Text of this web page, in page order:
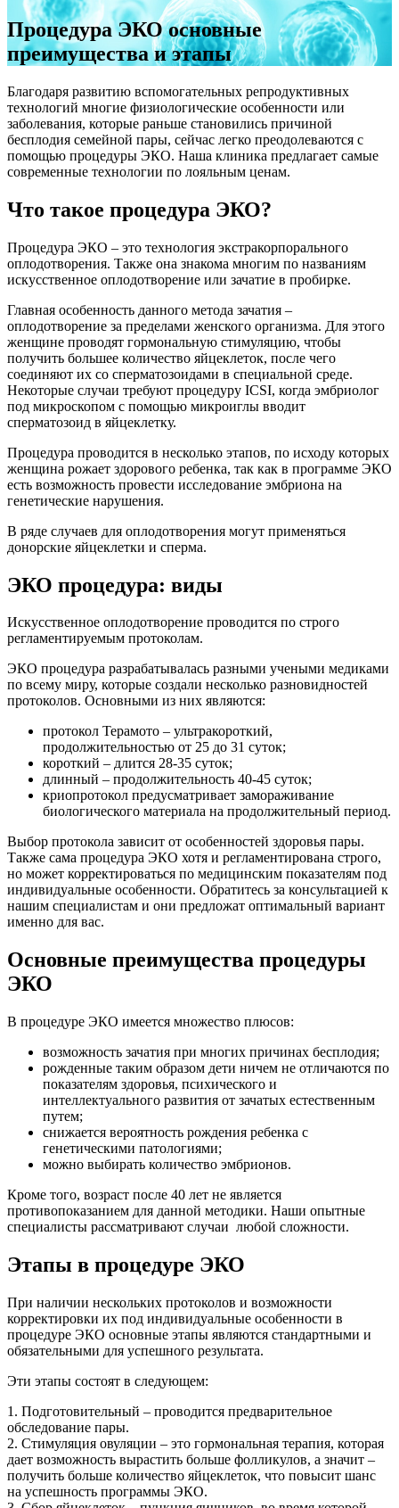
Процедура ЭКО основные
преимущества и этапы
Благодаря развитию вспомогательных репродуктивных
технологий многие физиологические особенности или
заболевания, которые раньше становились причиной
бесплодия семейной пары, сейчас легко преодолеваются с
помощью процедуры ЭКО. Наша клиника предлагает самые
современные технологии по лояльным ценам.
Что такое процедура ЭКО?
Процедура ЭКО – это технология экстракорпорального
оплодотворения. Также она знакома многим по названиям
искусственное оплодотворение или зачатие в пробирке.
Главная особенность данного метода зачатия –
оплодотворение за пределами женского организма. Для этого
женщине проводят гормональную стимуляцию, чтобы
получить большее количество яйцеклеток, после чего
соединяют их со сперматозоидами в специальной среде.
Некоторые случаи требуют процедуру ICSI, когда эмбриолог
под микроскопом с помощью микроиглы вводит
сперматозоид в яйцеклетку.
Процедура проводится в несколько этапов, по исходу которых
женщина рожает здорового ребенка, так как в программе ЭКО
есть возможность провести исследование эмбриона на
генетические нарушения.
В ряде случаев для оплодотворения могут применяться
донорские яйцеклетки и сперма.
ЭКО процедура: виды
Искусственное оплодотворение проводится по строго
регламентируемым протоколам.
ЭКО процедура разрабатывалась разными учеными медиками
по всему миру, которые создали несколько разновидностей
протоколов. Основными из них являются:
протокол Терамото – ультракороткий,
продолжительностью от 25 до 31 суток;
короткий – длится 28-35 суток;
длинный – продолжительность 40-45 суток;
криопротокол предусматривает замораживание
биологического материала на продолжительный период.
Выбор протокола зависит от особенностей здоровья пары.
Также сама процедура ЭКО хотя и регламентирована строго,
но может корректироваться по медицинским показателям под
индивидуальные особенности. Обратитесь за консультацией к
нашим специалистам и они предложат оптимальный вариант
именно для вас.
Основные преимущества процедуры
ЭКО
В процедуре ЭКО имеется множество плюсов:
возможность зачатия при многих причинах бесплодия;
рожденные таким образом дети ничем не отличаются по
показателям здоровья, психического и
интеллектуального развития от зачатых естественным
путем;
снижается вероятность рождения ребенка с
генетическими патологиями;
можно выбирать количество эмбрионов.
Кроме того, возраст после 40 лет не является
противопоказанием для данной методики. Наши опытные
специалисты рассматривают случаи любой сложности.
Этапы в процедуре ЭКО
При наличии нескольких протоколов и возможности
корректировки их под индивидуальные особенности в
процедуре ЭКО основные этапы являются стандартными и
обязательными для успешного результата.
Эти этапы состоят в следующем:
1. Подготовительный – проводится предварительное
обследование пары.
2. Стимуляция овуляции – это гормональная терапия, которая
дает возможность вырастить больше фолликулов, а значит –
получить больше количество яйцеклеток, что повысит шанс
на успешность программы ЭКО.